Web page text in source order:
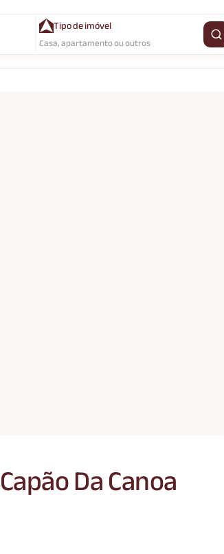
Tipo de imóvel
Casa, apartamento ou outros
Da Canoa